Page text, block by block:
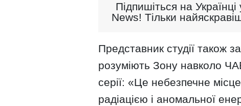
Підпишіться на
News! Тільки
Представник студії також
розуміють Зону навколо
серії: «Це небезпечне
радіацією і аномальної